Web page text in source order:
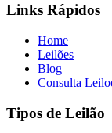
Links Rápidos
Home
Leilões
Blog
Consulta
Tipos de Leilão